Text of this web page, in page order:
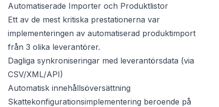
Automatiserade Importer och Produktlistor
Ett av de mest kritiska prestationerna var
implementeringen av automatiserad produktimport
från 3 olika leverantörer.
Dagliga synkroniseringar med leverantörsdata (via
CSV/XML/API)
Automatisk innehållsöversättning
Skattekonfigurationsimplementering beroende på